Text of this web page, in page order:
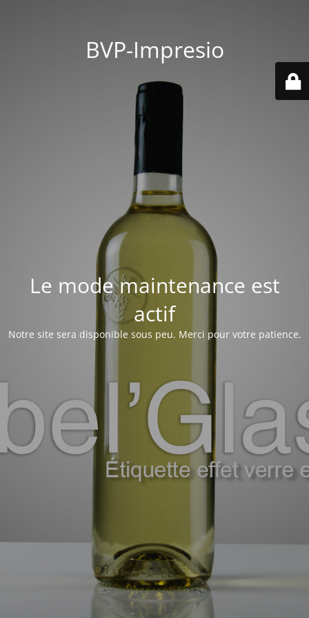
BVP-Impresio
Le mode maintenance est
actif
Notre site sera disponible sous peu. Merci pour votre patience.